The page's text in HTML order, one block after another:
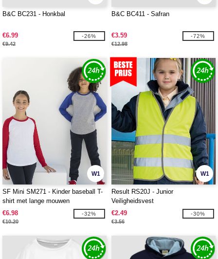
B&C BC231 - Honkbal
€6.99
€9.42
-26%
B&C BC411 - Safran
€3.59
€12.98
-72%
W1
SF Mini SM271 - Kinder baseball T-
shirt met lange mouwen
€6.98
€10.20
-32%
W1
Result RS20J - Junior
Veiligheidsvest
€2.49
€3.56
-30%